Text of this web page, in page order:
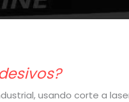
usando corte a